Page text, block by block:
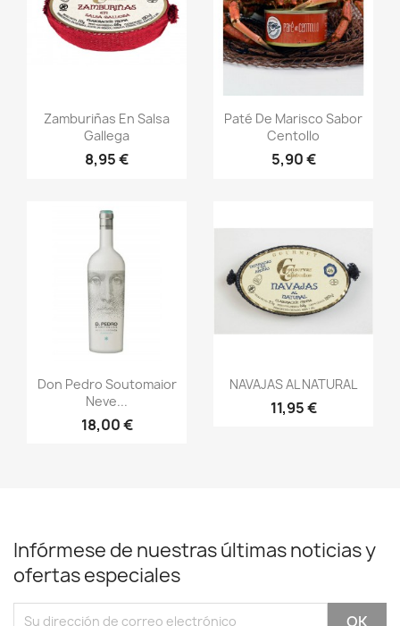
Vista rápida
Zamburiñas En Salsa
Gallega
8,95 €
Vista rápida
Paté De Marisco Sabor
Centollo
5,90 €
Vista rápida
Don Pedro Soutomaior
Neve...
18,00 €
 Vista rápida
NAVAJAS AL NATURAL
11,95 €
Infórmese de nuestras últimas noticias y
ofertas especiales